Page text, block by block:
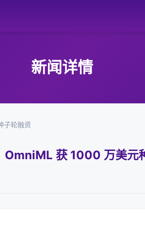
新闻详情
子轮融资
OmniML 获 1000 万美元